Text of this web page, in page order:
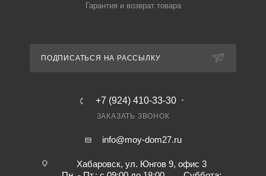
Гарантия и возврат товара
ПОДПИСАТЬСЯ НА РАССЫЛКУ
+7 (924) 410-33-30
ЗАКАЗАТЬ ЗВОНОК
info@moy-dom27.ru
Хабаровск, ул. Юнгов 9, офис 3